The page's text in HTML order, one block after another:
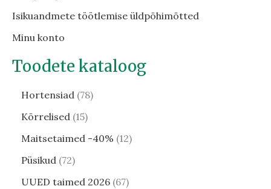
Isikuandmete töötlemise üldpõhimõtted
Minu konto
Toodete kataloog
Hortensiad 78
Kõrrelised 15
Maitsetaimed -40% 12
Püsikud 72
UUED taimed 2026 67